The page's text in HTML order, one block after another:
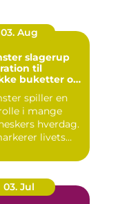
03. Aug
slagerup
til
buketter og
spiller en
i mange
hverdag.
livets
03. Jul